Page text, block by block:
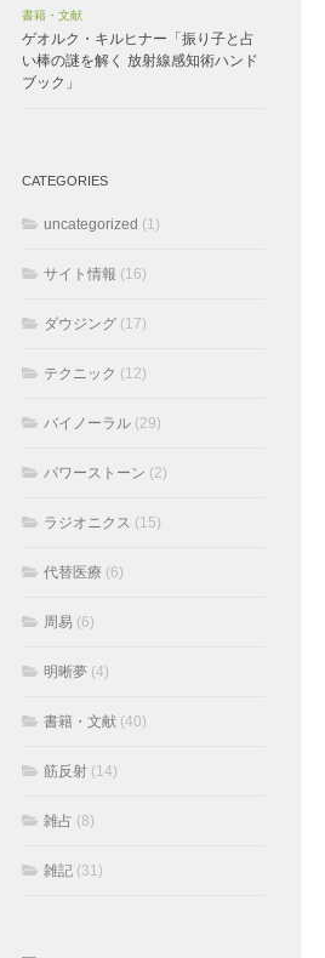
書籍・文献
ゲオルク・キルヒナー「振り子と占
い棒の謎を解く 放射線感知術ハンド
ブック」
CATEGORIES
uncategorized (1)
サイト情報 (16)
ダウジング (17)
テクニック (12)
バイノーラル (29)
パワーストーン (2)
ラジオニクス (15)
代替医療 (6)
周易 (6)
明晰夢 (4)
書籍・文献 (40)
筋反射 (14)
雑占 (8)
雑記 (31)